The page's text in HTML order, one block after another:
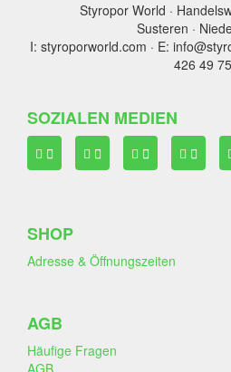
Styropor World ·
Susteren ·
I: styroporworld.com · E:
426 49 75
SOZIALEN MEDIEN
SHOP
Adresse & Öffnungszeiten
AGB
Häufige Fragen
AGB